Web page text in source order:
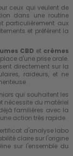
ceux qui veulent de
dans une routine
particulièrement aux
et préfèrent la
CBD et crèmes
d'une prise orale.
directement sur la
raideurs, et ne
qui souhaitent les
nécessite du matériel
familières avec la
action très rapide.
d'analyse labo
claire sur l'origine
sur l'ensemble du